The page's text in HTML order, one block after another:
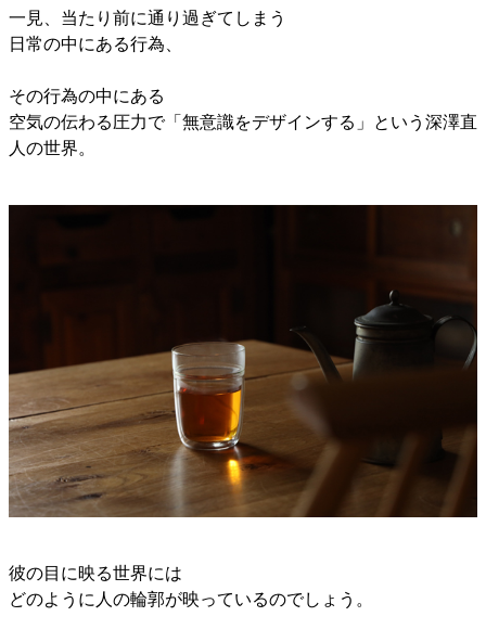
一見、当たり前に通り過ぎてしまう
日常の中にある行為、
その行為の中にある
空気の伝わる圧力で「無意識をデザインする」という深澤直
人の世界。
彼の目に映る世界には
どのように人の輪郭が映っているのでしょう。